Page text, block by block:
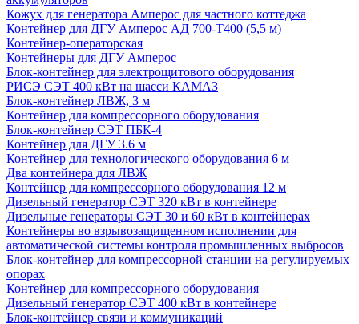
Кожух для генератора Амперос для частного коттеджа
Контейнер для ДГУ Амперос АД 700-Т400 (5,5 м)
Контейнер-операторская
Контейнеры для ДГУ Амперос
Блок-контейнер для электрощитового оборудования
РИСЭ СЭТ 400 кВт на шасси КАМАЗ
Блок-контейнер ЛВЖ, 3 м
Контейнер для компрессорного оборудования
Блок-контейнер СЭТ ПБК-4
Контейнер для ДГУ 3.6 м
Контейнер для технологического оборудования 6 м
Два контейнера для ЛВЖ
Контейнер для компрессорного оборудования 12 м
Дизельный генератор СЭТ 320 кВт в контейнере
Дизельные генераторы СЭТ 30 и 60 кВт в контейнерах
Контейнеры во взрывозащищенном исполнении для
автоматической системы контроля промышленных выбросов
Блок-контейнер для компрессорной станции на регулируемых
опорах
Контейнер для компрессорного оборудования
Дизельный генератор СЭТ 400 кВт в контейнере
Блок-контейнер связи и коммуникаций